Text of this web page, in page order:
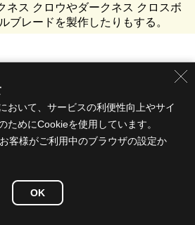
ネス クロウやダークネス クロスボ
ブレードを製作したりもする。
おいて、サービスの利便性向上やサイ
ためにCookieを使用しています。
客様がご利用中のブラウザの設定か
OK